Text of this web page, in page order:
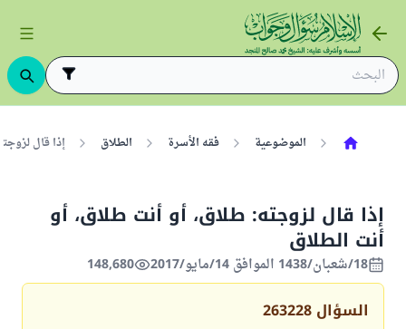
الموضوعية فقه الأسرة الطلاق إذا قال
إذا قال لزوجته: طلاق، أو أنت طلاق، أو
أنت الطلاق
18/شعبان/1438 الموافق 14/مايو/2017 148,680
السؤال 263228